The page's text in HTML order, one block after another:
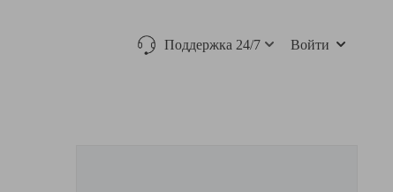
Поддержка 24/7 Войти